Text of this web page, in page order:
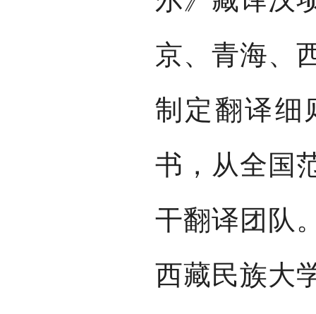
京、青海、
制定翻译细
书，从全国
干翻译团队
西藏民族大